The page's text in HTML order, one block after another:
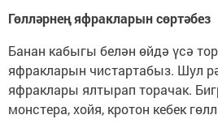
Гөлләрнең яфракларын сөртәбез
Банан кабыгы белән өйдә үсә
яфракларын чистартабыз. Шул
яфраклары ялтырап торачак.
монстера, хойя, кротон кебек